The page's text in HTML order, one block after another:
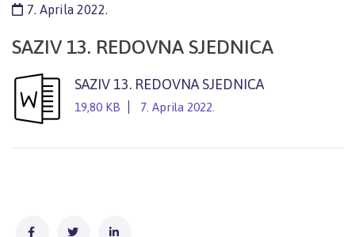
7. Aprila 2022.
SAZIV 13. REDOVNA SJEDNICA
SAZIV 13. REDOVNA SJEDNICA
19,80 KB 7. Aprila 2022.